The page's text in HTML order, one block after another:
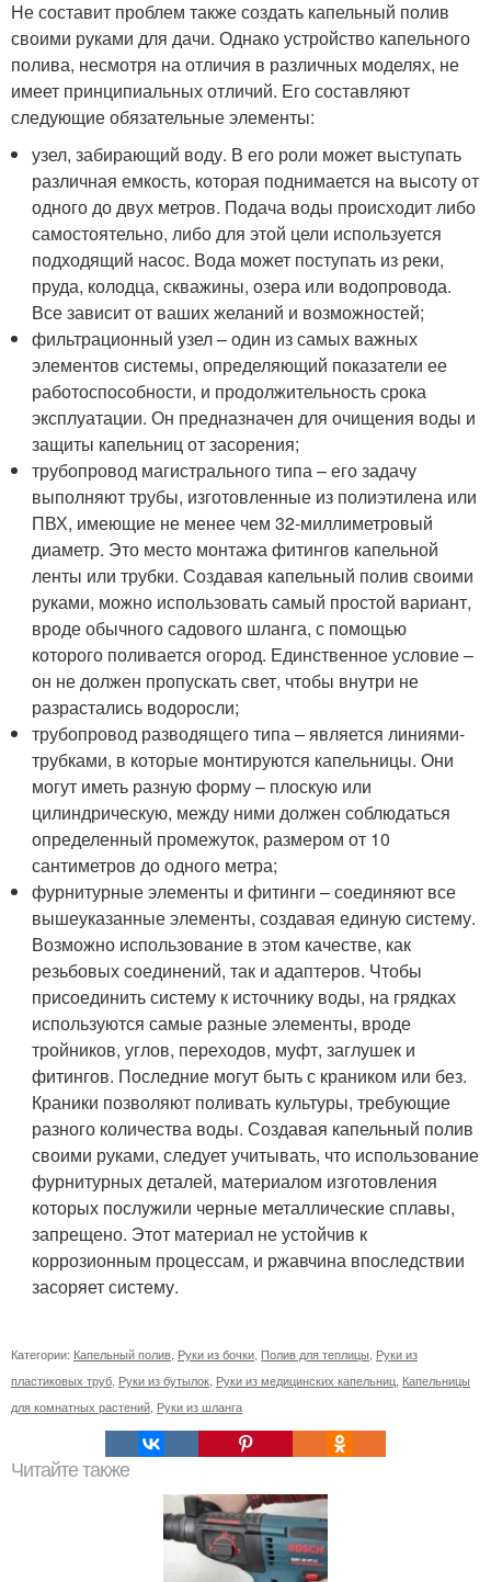
Не составит проблем также создать капельный полив
своими руками для дачи. Однако устройство капельного
полива, несмотря на отличия в различных моделях, не
имеет принципиальных отличий. Его составляют
следующие обязательные элементы:
узел, забирающий воду. В его роли может выступать
различная емкость, которая поднимается на высоту от
одного до двух метров. Подача воды происходит либо
самостоятельно, либо для этой цели используется
подходящий насос. Вода может поступать из реки,
пруда, колодца, скважины, озера или водопровода.
Все зависит от ваших желаний и возможностей;
фильтрационный узел – один из самых важных
элементов системы, определяющий показатели ее
работоспособности, и продолжительность срока
эксплуатации. Он предназначен для очищения воды и
защиты капельниц от засорения;
трубопровод магистрального типа – его задачу
выполняют трубы, изготовленные из полиэтилена или
ПВХ, имеющие не менее чем 32-миллиметровый
диаметр. Это место монтажа фитингов капельной
ленты или трубки. Создавая капельный полив своими
руками, можно использовать самый простой вариант,
вроде обычного садового шланга, с помощью
которого поливается огород. Единственное условие –
он не должен пропускать свет, чтобы внутри не
разрастались водоросли;
трубопровод разводящего типа – является линиями-
трубками, в которые монтируются капельницы. Они
могут иметь разную форму – плоскую или
цилиндрическую, между ними должен соблюдаться
определенный промежуток, размером от 10
сантиметров до одного метра;
фурнитурные элементы и фитинги – соединяют все
вышеуказанные элементы, создавая единую систему.
Возможно использование в этом качестве, как
резьбовых соединений, так и адаптеров. Чтобы
присоединить систему к источнику воды, на грядках
используются самые разные элементы, вроде
тройников, углов, переходов, муфт, заглушек и
фитингов. Последние могут быть с краником или без.
Краники позволяют поливать культуры, требующие
разного количества воды. Создавая капельный полив
своими руками, следует учитывать, что использование
фурнитурных деталей, материалом изготовления
которых послужили черные металлические сплавы,
запрещено. Этот материал не устойчив к
коррозионным процессам, и ржавчина впоследствии
засоряет систему.
Категории: Капельный полив Руки из бочки Полив для теплицы Руки из
пластиковых труб Руки из бутылок Руки из медицинских капельниц Капельницы
для комнатных растений Руки из шланга
Читайте также